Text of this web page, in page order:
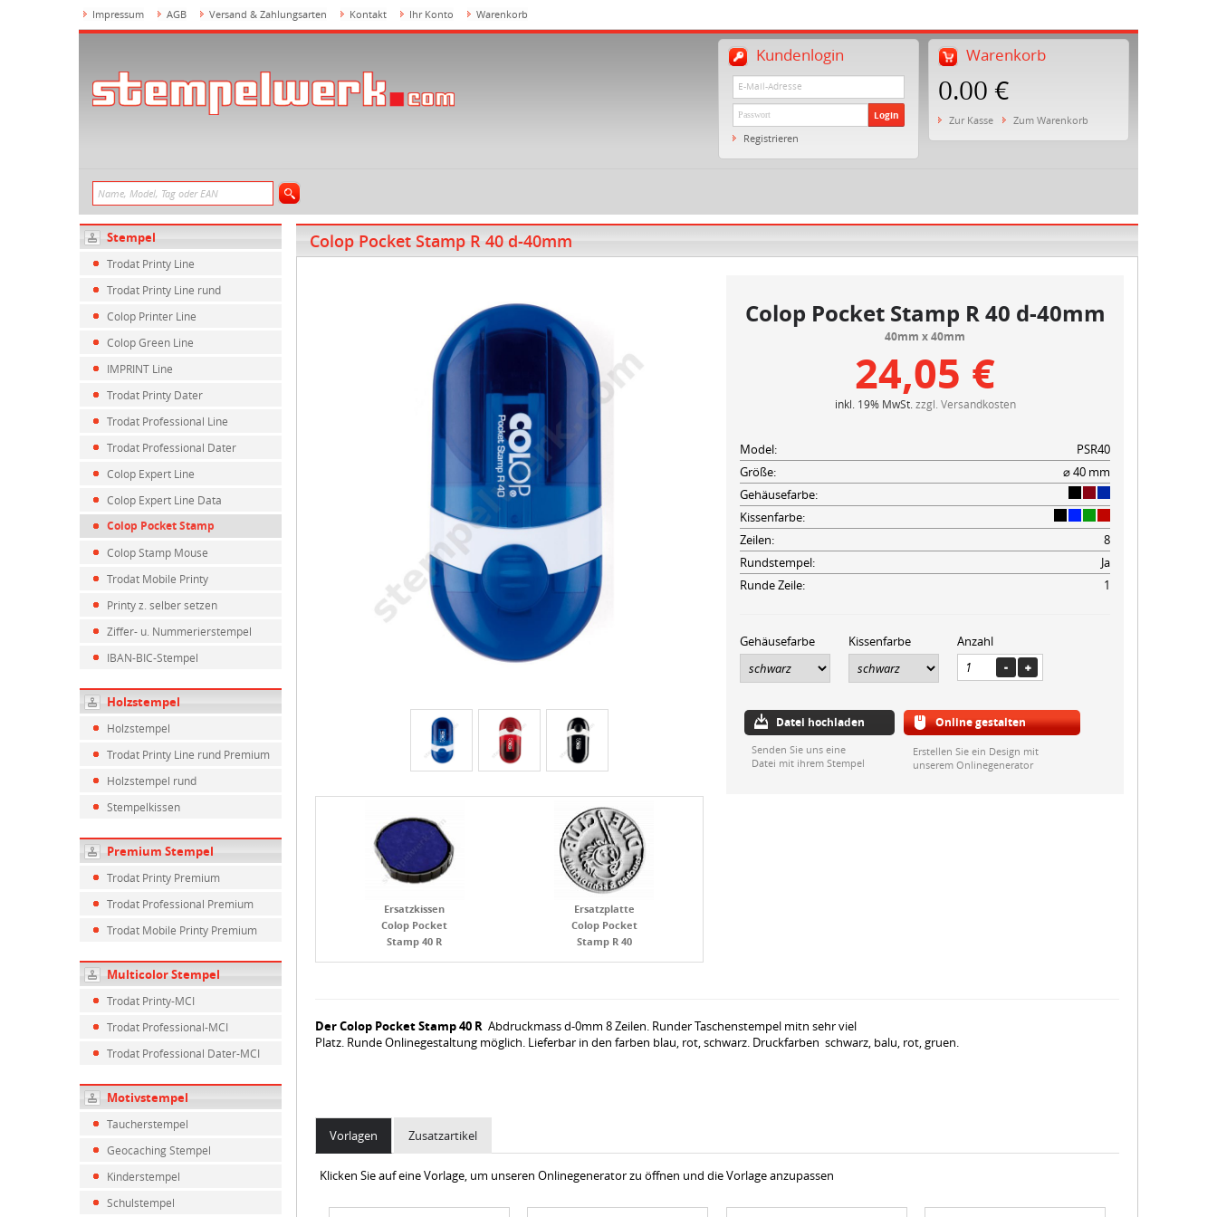
Impressum AGB Versand & Zahlungsarten Kontakt Ihr Konto Warenkorb
Warenkorb
0.00 €
Zur Kasse Zum Warenkorb
Kundenlogin
Login
Registrieren
Stempel
Trodat Printy Line
Trodat Printy Line rund
Colop Printer Line
Colop Green Line
IMPRINT Line
Trodat Printy Dater
Trodat Professional Line
Trodat Professional Dater
Colop Expert Line
Colop Expert Line Data
Colop Pocket Stamp
Colop Stamp Mouse
Trodat Mobile Printy
Printy z. selber setzen
Ziffer- u. Nummerierstempel
IBAN-BIC-Stempel
Holzstempel
Holzstempel
Trodat Printy Line rund Premium
Holzstempel rund
Stempelkissen
Premium Stempel
Trodat Printy Premium
Trodat Professional Premium
Trodat Mobile Printy Premium
Multicolor Stempel
Trodat Printy-MCI
Trodat Professional-MCI
Trodat Professional Dater-MCI
Motivstempel
Taucherstempel
Geocaching Stempel
Kinderstempel
Schulstempel
Colop Pocket Stamp R 40 d-40mm
Ersatzplatte
Colop Pocket
Stamp R 40
Ersatzkissen
Colop Pocket
Stamp 40 R
Colop Pocket Stamp R 40 d-40mm
40mm x 40mm
24,05 €
inkl. 19% MwSt. zzgl. Versandkosten
Model:
PSR40
Größe:
⌀ 40 mm
Gehäusefarbe:
Kissenfarbe:
Zeilen:
8
Rundstempel:
Ja
Runde Zeile:
1
Gehäusefarbe Kissenfarbe Anzahl
Datei hochladen
Senden Sie uns eine
Datei mit ihrem Stempel
Online gestalten
Erstellen Sie ein Design mit
unserem Onlinegenerator
Der Colop Pocket Stamp 40 R Abdruckmass d-0mm 8 Zeilen. Runder Taschenstempel mitn sehr viel
Platz. Runde Onlinegestaltung möglich. Lieferbar in den farben blau, rot, schwarz. Druckfarben schwarz, balu, rot, gruen.
Vorlagen Zusatzartikel
Klicken Sie auf eine Vorlage, um unseren Onlinegenerator zu öffnen und die Vorlage anzupassen